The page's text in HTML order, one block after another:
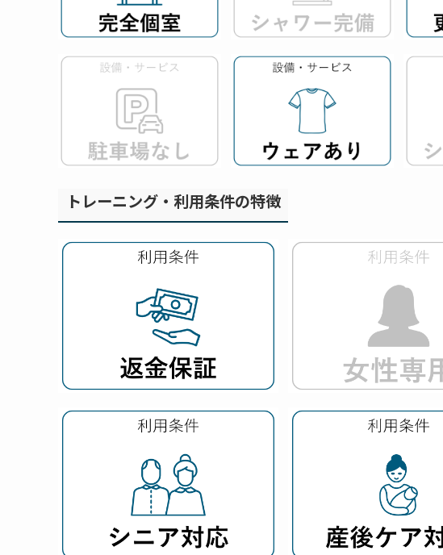
トレーニング・利用条件の特徴